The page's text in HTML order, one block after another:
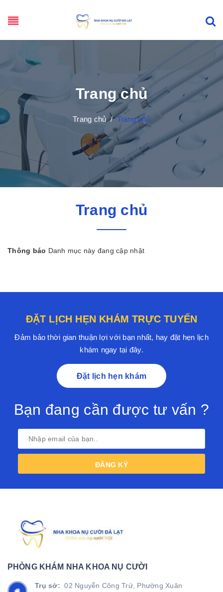
Trang chủ
Trang chủ / Trang chủ
Trang chủ
Thông báo Danh mục này đang cập nhật
ĐẶT LỊCH HẸN KHÁM TRỰC TUYẾN
Đảm bảo thời gian thuận lợi với bạn nhất, hay đặt hẹn lịch
khám ngay tại đây.
Đặt lịch hẹn khám
Bạn đang cần được tư vấn ?
ĐĂNG KÝ
PHÒNG KHÁM NHA KHOA NỤ CƯỜI
Trụ sở:02 Nguyễn Công Trứ, Phường Xuân